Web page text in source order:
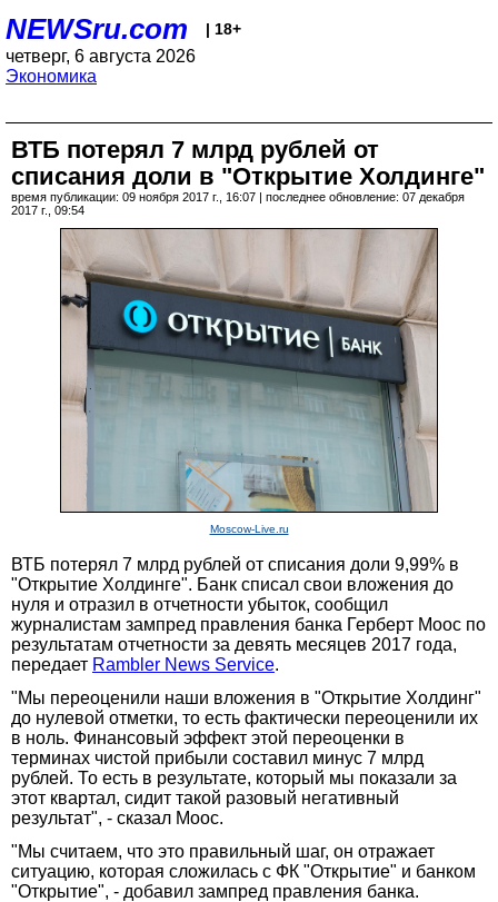
NEWSru.com | 18+
четверг, 6 августа 2026
Экономика
ВТБ потерял 7 млрд рублей от
списания доли в "Открытие Холдинге"
время публикации: 09 ноября 2017 г., 16:07 | последнее обновление: 07 декабря
2017 г., 09:54
Moscow-Live.ru
ВТБ потерял 7 млрд рублей от списания доли 9,99% в
"Открытие Холдинге". Банк списал свои вложения до
нуля и отразил в отчетности убыток, сообщил
журналистам зампред правления банка Герберт Моос по
результатам отчетности за девять месяцев 2017 года,
передает Rambler News Service.
"Мы переоценили наши вложения в "Открытие Холдинг"
до нулевой отметки, то есть фактически переоценили их
в ноль. Финансовый эффект этой переоценки в
терминах чистой прибыли составил минус 7 млрд
рублей. То есть в результате, который мы показали за
этот квартал, сидит такой разовый негативный
результат", - сказал Моос.
"Мы считаем, что это правильный шаг, он отражает
ситуацию, которая сложилась с ФК "Открытие" и банком
"Открытие", - добавил зампред правления банка.